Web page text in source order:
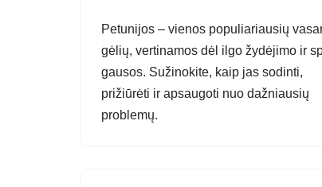
Petunijos – vienos populiariausių
gėlių, vertinamos dėl ilgo žydėjimo ir
gausos. Sužinokite, kaip jas sodinti,
prižiūrėti ir apsaugoti nuo dažniausių
problemų.